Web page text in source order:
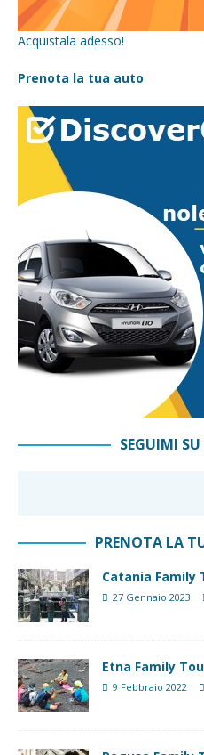
Acquistala adesso!
Prenota la tua auto
SEGUIMI
PRENOTA LA
Catania Family
27 Gennaio 2023
Etna Family
9 Febbraio 2022